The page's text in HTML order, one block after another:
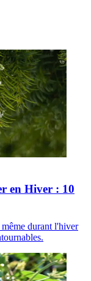
en Hiver : 10
durant l'hiver